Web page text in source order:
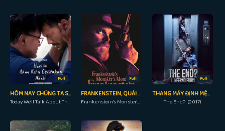
Full
HÔM NAY CHÚNG TA SẼ NÓI VỀ NGÀY ĐÓ
Today We'll Talk About That Day (2023)
Full
FRANKENSTEIN, QUÁI VẬT CỦA QUÁI VẬT CỦA FRANKENSTEIN
Frankenstein's Monster's Monster, Frankenstein (2019)
Full
THANG MÁY ĐỊNH MỆNH
The End? (2017)